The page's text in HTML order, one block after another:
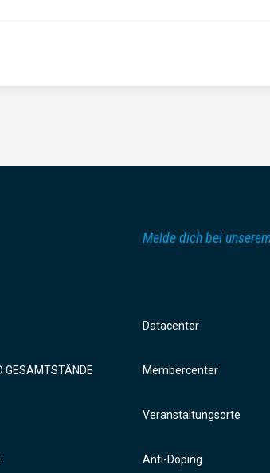
Melde dich bei
GESAMTSTÄNDE
Datacenter
Membercenter
Veranstaltungsorte
Anti-Doping